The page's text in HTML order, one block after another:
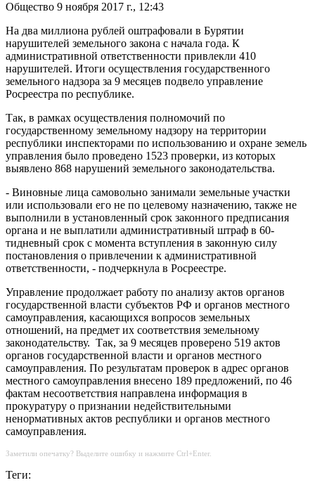
Общество 9 ноября 2017 г., 12:43
На два миллиона рублей оштрафовали в Бурятии
нарушителей земельного закона с начала года. К
административной ответственности привлекли 410
нарушителей. Итоги осуществления государственного
земельного надзора за 9 месяцев подвело управление
Росреестра по республике.
Так, в рамках осуществления полномочий по
государственному земельному надзору на территории
республики инспекторами по использованию и охране земель
управления было проведено 1523 проверки, из которых
выявлено 868 нарушений земельного законодательства.
- Виновные лица самовольно занимали земельные участки
или использовали его не по целевому назначению, также не
выполнили в установленный срок законного предписания
органа и не выплатили административный штраф в 60-
тидневный срок с момента вступления в законную силу
постановления о привлечении к административной
ответственности, - подчеркнула в Росреестре.
Управление продолжает работу по анализу актов органов
государственной власти субъектов РФ и органов местного
самоуправления, касающихся вопросов земельных
отношений, на предмет их соответствия земельному
законодательству. Так, за 9 месяцев проверено 519 актов
органов государственной власти и органов местного
самоуправления. По результатам проверок в адрес органов
местного самоуправления внесено 189 предложений, по 46
фактам несоответствия направлена информация в
прокуратуру о признании недействительными
ненормативных актов республики и органов местного
самоуправления.
Заметили опечатку? Выделите ошибку и нажмите Ctrl+Enter.
Теги: